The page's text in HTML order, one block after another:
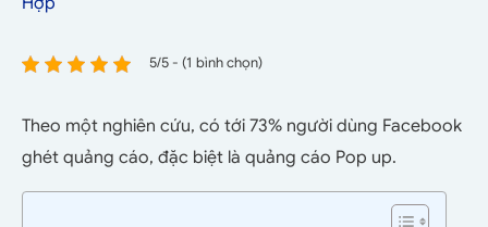
5/5 - (1 bình chọn)
Theo một nghiên cứu, có tới 73% người dùng Facebook
ghét quảng cáo, đặc biệt là quảng cáo Pop up.